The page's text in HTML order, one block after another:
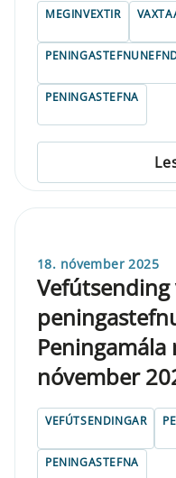
MEGINVEXTIR
PENINGASTEFNA
18. nóvember 2025
nóvember
VEFÚTSENDINGAR
PENINGASTEFNA